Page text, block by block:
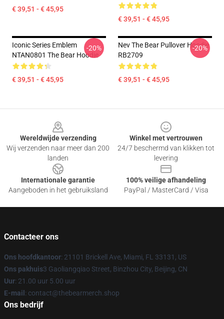
€ 39,51 - € 45,95
€ 39,51 - € 45,95
Iconic Series Emblem
NTAN0801 The Bear Hoodie
€ 39,51 - € 45,95
-20%
Nev The Bear Pullover Hoodie
RB2709
€ 39,51 - € 45,95
-20%
Wereldwijde verzending
Wij verzenden naar meer dan 200
landen
Winkel met vertrouwen
24/7 beschermd van klikken tot
levering
Internationale garantie
Aangeboden in het gebruiksland
100% veilige afhandeling
PayPal / MasterCard / Visa
Contacteer ons
Ons hoofdkantoor: 21101 Brickell Ave, Miami, FL 33131, US
Ons pakhuis3 Gaoliangqiao Street, Binzhou City, Beijing, CN
Uur: 21.00 uur 5.00 uur
E-mail : contact@thebearmerch.shop
Ons bedrijf